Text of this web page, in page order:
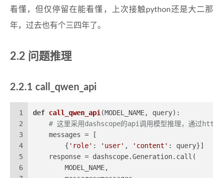
看懂，但仅停留在能看懂，上次接触python还是大二那
年，过去也有个三四年了。
2.2 问题推理
2.2.1 call_qwen_api
1
2
3
4
5
6
def call_qwen_api (MODEL_NAME, query):
# 这里采用dashscope的api调用模型推理，通过http
    messages = [
        {
'role' : 'user' , 'content' : query}]
    response = dashscope.Generation.call(
        MODEL_NAME,